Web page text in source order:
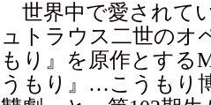
世界中で愛されて
ュトラウス二世のオ
もり』を原作とする
うもり』…こうもり